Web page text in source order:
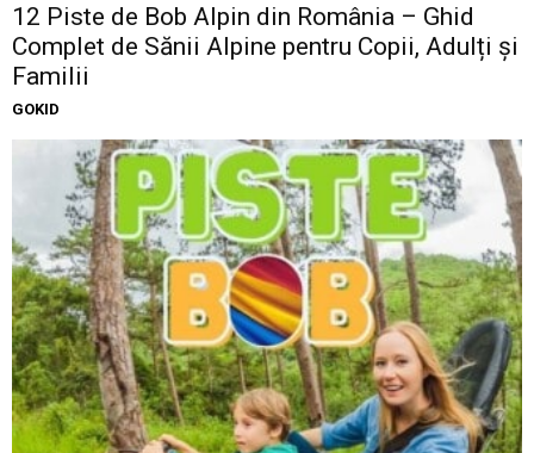
12 Piste de Bob Alpin din România – Ghid
Complet de Sănii Alpine pentru Copii, Adulți și
Familii
GOKID